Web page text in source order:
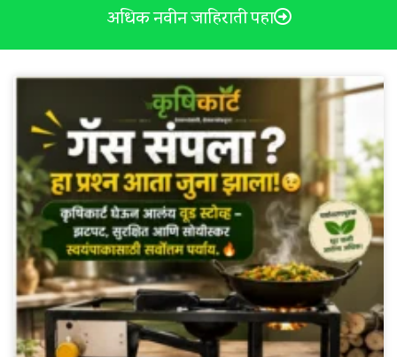
अधिक नवीन जाहिराती पहा